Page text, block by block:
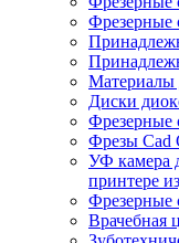
Фрезерные
Материалы
Диски
Фрезерные
Фрезы Cad
УФ камера
принтере
Фрезерные
Врачебная